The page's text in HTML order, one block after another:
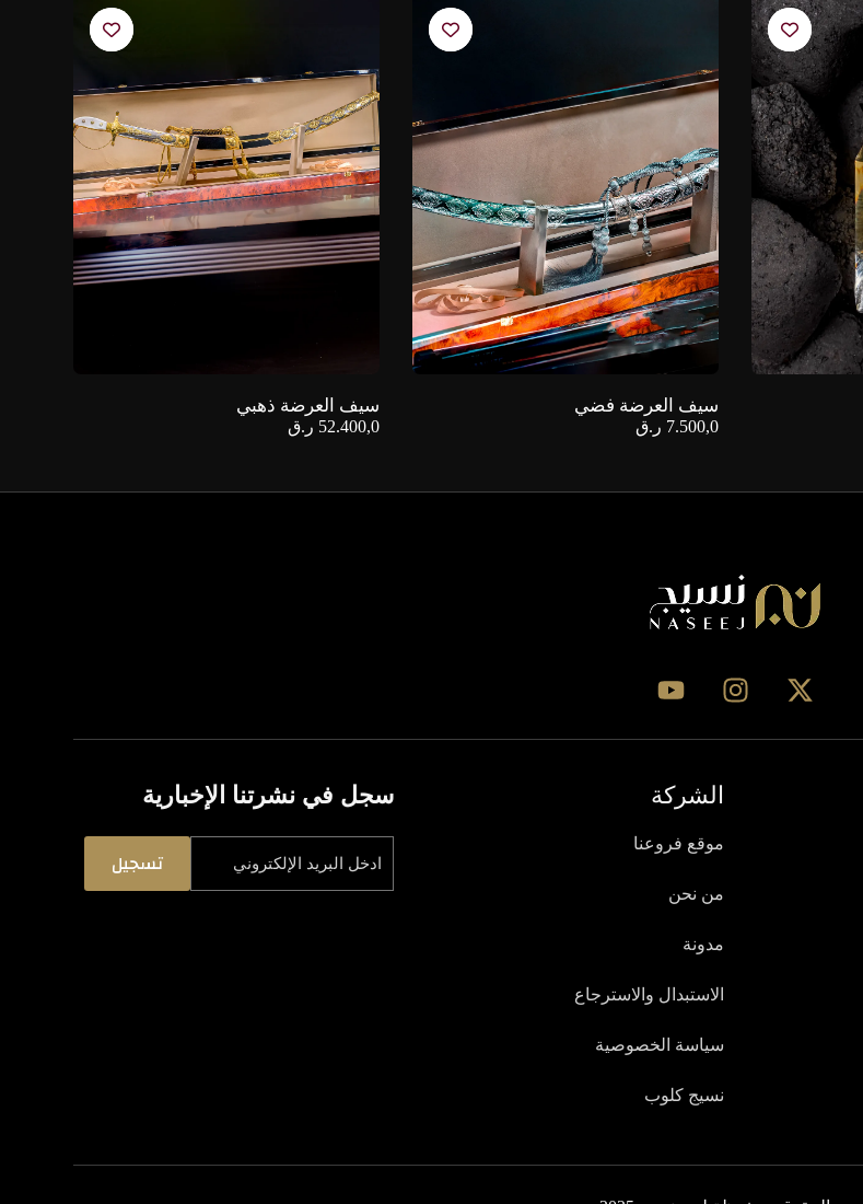
سيف العرضة فضي
7.500,0 ر.ق
سيف العرضة ذهبي
52.400,0 ر.ق
الشركة
موقع فروعنا
من نحن
مدونة
الاستبدال والاسترجاع
سياسة الخصوصية
نسيج كلوب
سجل في نشرتنا الإخبارية